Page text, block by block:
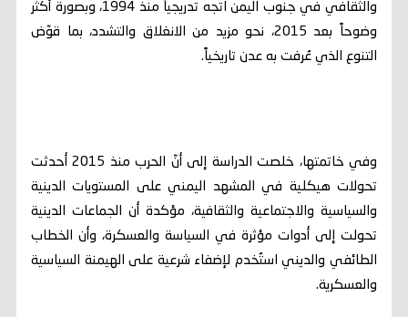
والثقافي في جنوب اليمن اتجه تدريجياً منذ 1994، وبصورة أكثر
وضوحاً بعد 2015، نحو مزيد من الانغلاق والتشدد، بما قوّض
التنوع الذي عُرفت به عدن تاريخياً.
وفي خاتمتها، خلصت الدراسة إلى أنّ الحرب منذ 2015 أحدثت
تحولات هيكلية في المشهد اليمني على المستويات الدينية
والسياسية والاجتماعية والثقافية، مؤكدة أن الجماعات الدينية
تحولت إلى أدوات مؤثرة في السياسة والعسكرة، وأن الخطاب
الطائفي والديني استُخدم لإضفاء شرعية على الهيمنة السياسية
والعسكرية.